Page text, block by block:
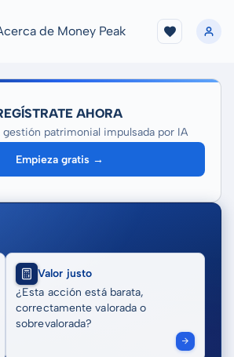
de Money Peak
AHORA
gestión patrimonial impulsada por IA
Empieza gratis →
Valor justo
¿Esta acción está barata,
correctamente valorada o
sobrevalorada?